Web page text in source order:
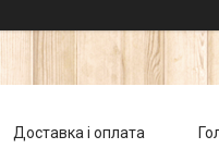
Доставка і оплата